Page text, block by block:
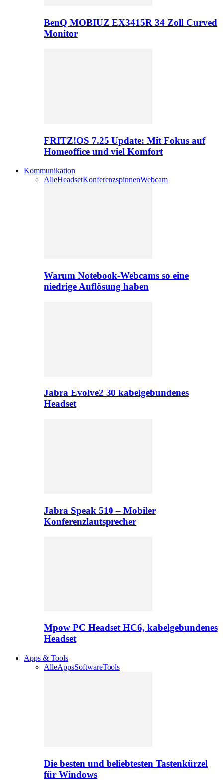
BenQ MOBIUZ EX3415R 34 Zoll Curved
Monitor
FRITZ!OS 7.25 Update: Mit Fokus auf
Homeoffice und viel Komfort
Kommunikation
AlleHeadsetKonferenzspinnenWebcam
Warum Notebook-Webcams so eine
niedrige Auflösung haben
Jabra Evolve2 30 kabelgebundenes
Headset
Jabra Speak 510 – Mobiler
Konferenzlautsprecher
Mpow PC Headset HC6, kabelgebundenes
Headset
Apps & Tools
AlleAppsSoftwareTools
Die besten und beliebtesten Tastenkürzel
für Windows